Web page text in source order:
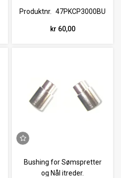
Produktnr.
47PKCP3000BU
kr 60,00
Bushing for Sømspretter
og Nål itreder.